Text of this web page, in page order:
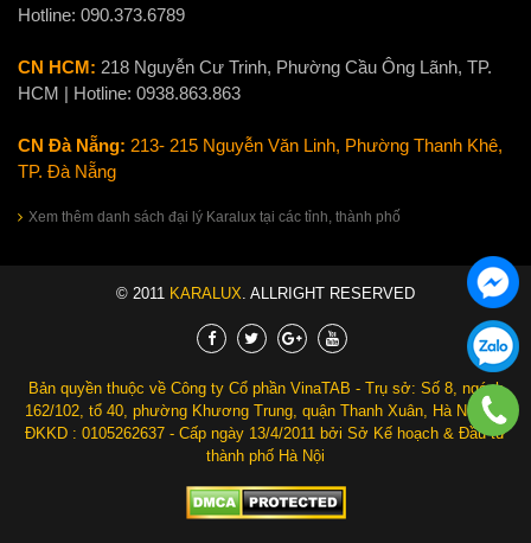
Hotline: 090.373.6789
CN HCM: 218 Nguyễn Cư Trinh, Phường Cầu Ông Lãnh, TP.
HCM | Hotline: 0938.863.863
CN Đà Nẵng: 213- 215 Nguyễn Văn Linh, Phường Thanh Khê,
TP. Đà Nẵng
Xem thêm danh sách đại lý Karalux tại các tỉnh, thành phố
© 2011 KARALUX . ALLRIGHT RESERVED
Bản quyền thuộc về Công ty Cổ phần VinaTAB - Trụ sở: Số 8, ngách
162/102, tổ 40, phường Khương Trung, quận Thanh Xuân, Hà Nội. Số
ĐKKD : 0105262637 - Cấp ngày 13/4/2011 bởi Sở Kế hoạch & Đầu tư
thành phố Hà Nội